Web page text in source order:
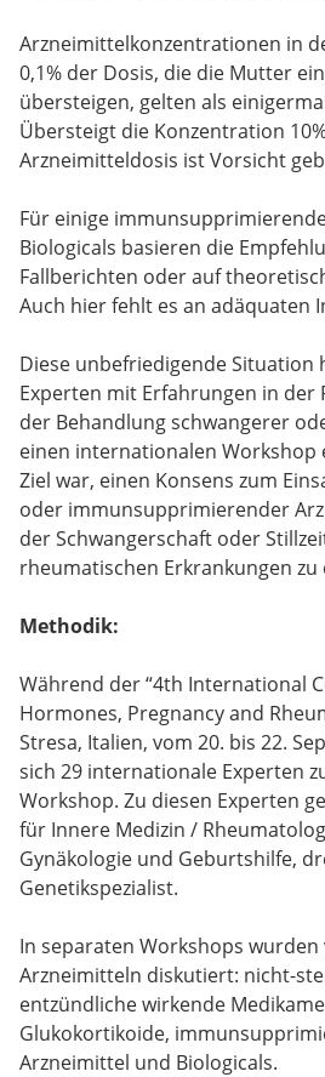
Arzneimittelkonzentrationen in
0,1% der Dosis, die die Mutter
übersteigen, gelten als
Übersteigt die Konzentration
Arzneimitteldosis ist Vorsicht
Für einige
Biologicals basieren die
Fallberichten oder auf
Auch hier fehlt es an adäquaten
Diese unbefriedigende Situation
Experten mit Erfahrungen in der
der Behandlung schwangerer
einen internationalen Workshop
Ziel war, einen Konsens zum
oder immunsupprimierender
der Schwangerschaft oder
rheumatischen Erkrankungen zu
Methodik:
Während der “4th International
Hormones, Pregnancy and
Stresa, Italien, vom 20. bis 22.
sich 29 internationale Experten
Workshop. Zu diesen Experten
für Innere Medizin /
Gynäkologie und Geburtshilfe,
Genetikspezialist.
In separaten Workshops
Arzneimitteln diskutiert: nicht-
entzündliche wirkende
Glukokortikoide,
Arzneimittel und Biologicals.